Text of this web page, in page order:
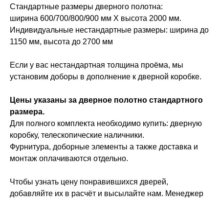
Стандартные размеры дверного полотна:
ширина 600/700/800/900 мм Х высота 2000 мм.
Индивидуальные нестандартные размеры: ширина до
1150 мм, высота до 2700 мм
Если у вас нестандартная толщина проёма, мы
установим доборы в дополнение к дверной коробке.
Цены указаны за дверное полотно стандартного
размера.
Для полного комплекта необходимо купить: дверную
коробку, телескопические наличники.
Фурнитура, доборные элементы а также доставка и
монтаж оплачиваются отдельно.
Чтобы узнать цену понравившихся дверей,
добавляйте их в расчёт и высылайте нам. Менеджер